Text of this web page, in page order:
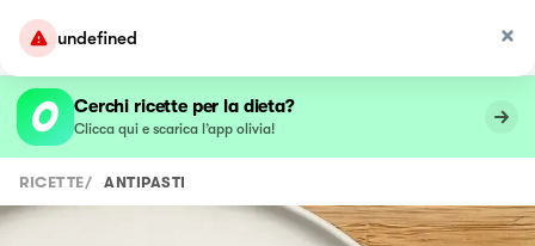
undefined
Cerchi ricette per la dieta?
Clicca qui e scarica l’app olivia!
RICETTE/ ANTIPASTI